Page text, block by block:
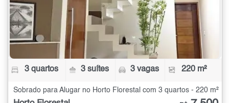
3 quartos 3 suítes 3 vagas 220 m²
Sobrado para Alugar no Horto Florestal com 3 quartos - 220 m²